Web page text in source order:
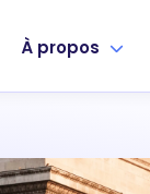
À propos